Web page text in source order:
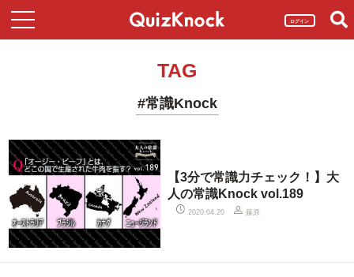
ログイン
TAG
#常識Knock
【3分で常識力チェック！】大
人の常識Knock vol.189
2020.04.20 藤原